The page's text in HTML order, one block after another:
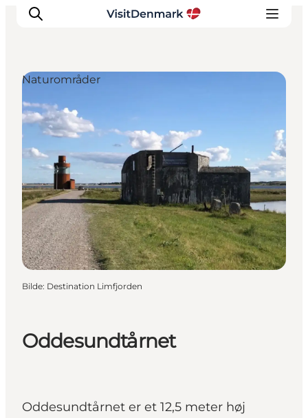
Inspirasjon
Reisemål
Aktiviteter
Overnatting
Planlegg reisen
Oddesundtårnet
Oddesundtårnet er et 12,5 meter høj
Naturområder
Bilde: Destination Limfjorden